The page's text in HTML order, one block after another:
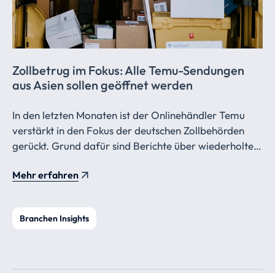
Zollbetrug im Fokus: Alle Temu-Sendungen
aus Asien sollen geöffnet werden
In den letzten Monaten ist der Onlinehändler Temu
verstärkt in den Fokus der deutschen Zollbehörden
gerückt. Grund dafür sind Berichte über wiederholten
aus China, fälschlicherweise als zollfrei deklariert
öffnen soll, die aus Fernost nach Deutschland
Mehr erfahren
Branchen Insights